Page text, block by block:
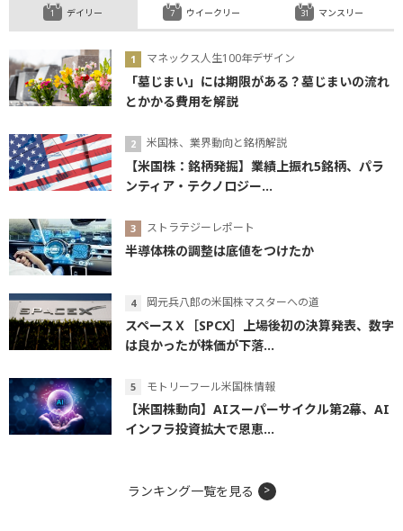
デイリー
マネックス人生100年デザイン
「墓じまい」には期限がある？墓じまいの流れ
とかかる費用を解説
米国株、業界動向と銘柄解説
【米国株：銘柄発掘】業績上振れ5銘柄、パラ
ンティア・テクノロジー...
ストラテジーレポート
半導体株の調整は底値をつけたか
岡元兵八郎の米国株マスターへの道
スペースＸ［SPCX］上場後初の決算発表、数字
は良かったが株価が下落...
モトリーフール米国株情報
【米国株動向】AIスーパーサイクル第2幕、AI
インフラ投資拡大で恩恵...
ウイークリー マンスリー
ランキング一覧を見る